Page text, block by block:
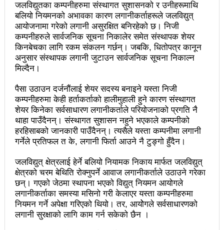
गर्ने
उपनिर्वाचन २०८१: एमालेभन्दा माओवादी प्रभावशाली
ककनी २ मा माओवादी विजयी
ककनी २ मा खस्यो ६८ प्रतिशतभन्दा बढी मत: गणना आजै हुने
उपचुनाव सकियो: ६२ प्रतिशतभन्दा बढी मत खसेको अनुमान
पालिका उपचुनाव: ४१ पदका लागि मतदान शुरु
भरतपुुरमा सार्वजनिक सुनुवाई, गुनासो नआउने गरी काम गर्न
मेयर दाहालको निर्देशन
उपनिर्वाचन सुशासनका पक्षमा र भ्रष्टाचारका विरुद्ध मत जाहेर
गर्ने महत्वपूर्ण अवसर: प्रचण्ड
सुरु भयो चौथो सुनवल महोत्सव: उद्योगमैत्री वातावरण बनाउन
लागि पर्ने मन्त्री कलवारको भनाइ
जलविद्युतका कम्पनीहरुमा संस्थागत सुशासनको र उनीहरूमाथि
बलियो नियमनको अभावका कारण लगानीकर्ताहरूले जलविद्युत्
आयोजनामा गरेको लगानी असुरक्षित बनिरहेको छ। निजी
कम्पनीहरुले सार्वजनिक सूचना निकालेर समेत संस्थापक शेयर
किनबेचका लागि रकम संकलन गर्छन्। जबकि, धितोपत्र कानून
अनुसार संस्थापक लगानी जुटाउन सार्वजनिक सूचना निकाल्न
मिल्दैन।
पैसा उठाउन दर्जनौंलाई शेयर सदस्य बनाइने यस्ता निजी
कम्पनीहरुमा केही हर्ताकर्ताको हालीमुहाली हुने कारण संस्थागत
शेयर किनेका सर्वसाधारण लगानीकर्ताले परियोजनाको प्रगति नै
थाहा पाउँदैनन्। संस्थागत सुशासन नहुने भएकाले कम्पनीको
हरहिसाबको जानकारी पाउँदैनन्। त्यसैले यस्ता कम्पनीमा लगानी
गर्नेले प्रतिफल त के, लगानी फिर्ता आउने नै टुङ्गो हुँदैन।
जलविद्युत् क्षेत्रलाई हेर्ने बलियो नियामक निकाय मार्फत जलविद्युत्
क्षेत्रको चरम बेथिति रोक्नुपर्ने आवाज लगानीकर्ताले उठाउने गरेका
छन्। गएको जेठमा स्थापना भएको विद्युत् नियमन आयोगले
लगानीकर्ताका समस्या मसिनो गरी केलाएर यस्ता कम्पनीहरुमा
नियमन गर्ने अपेक्षा गरिएको थियो। तर, आयोेगले सर्वसाधारणको
लगानी सुरक्षाको लागि काम गर्न सकेको छैन ।